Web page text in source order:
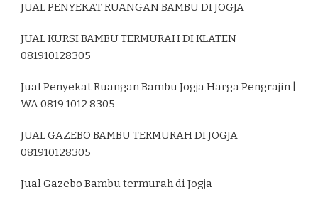
JUAL PENYEKAT RUANGAN BAMBU DI JOGJA
JUAL KURSI BAMBU TERMURAH DI KLATEN
081910128305
Jual Penyekat Ruangan Bambu Jogja Harga Pengrajin |
WA 0819 1012 8305
JUAL GAZEBO BAMBU TERMURAH DI JOGJA
081910128305
Jual Gazebo Bambu termurah di Jogja